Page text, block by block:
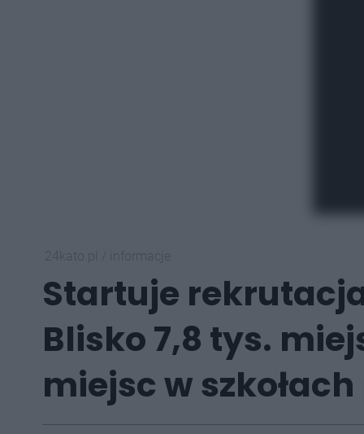
Startuje
Blisko 7,8 tys.
miejsc w